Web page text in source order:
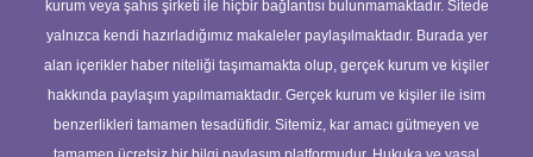
kurum veya şahıs şirketi ile hiçbir bağlantısı bulunmamaktadır. Sitede
yalnızca kendi hazırladığımız makaleler paylaşılmaktadır. Burada yer
alan içerikler haber niteliği taşımamakta olup, gerçek kurum ve kişiler
hakkında paylaşım yapılmamaktadır. Gerçek kurum ve kişiler ile isim
benzerlikleri tamamen tesadüfidir. Sitemiz, kar amacı gütmeyen ve